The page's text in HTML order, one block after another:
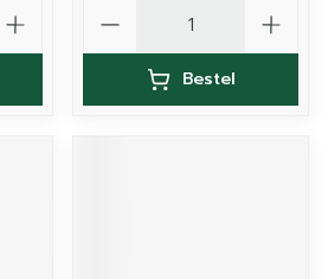
Bestel